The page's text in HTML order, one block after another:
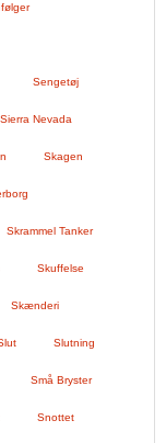
Sengetøj
Sierra Nevada
Skagen
Skrammel Tanker
Skuffelse
Skænderi
Slutning
Små Bryster
Snottet